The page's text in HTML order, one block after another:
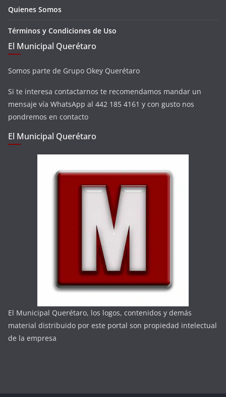
Quienes Somos
Términos y Condiciones de Uso
El Municipal Querétaro
Somos parte de Grupo Okey Querétaro
Si te interesa contactarnos te recomendamos mandar un
mensaje vía WhatsApp al 442 185 4161 y con gusto nos
pondremos en contacto
El Municipal Querétaro
El Municipal Querétaro, los logos, contenidos y demás
material distribuido por este portal son propiedad intelectual
de la empresa